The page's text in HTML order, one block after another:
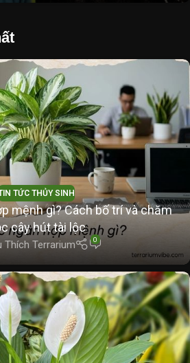
TỨC THỦY SINH
mệnh gì? Cách bố trí và chăm
cây hút tài lộc
Thích Terrarium 0